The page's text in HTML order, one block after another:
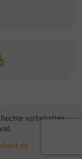
Soil Blockers
vorbehalten.